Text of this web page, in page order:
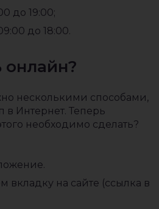
до 19:00;
до 18:00.
онлайн?
несколькими способами,
в Интернет. Теперь
необходимо сделать?
вкладку на сайте (ссылка в